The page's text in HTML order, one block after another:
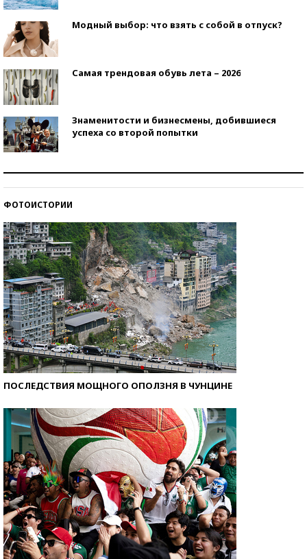
Модный выбор: что взять с собой в отпуск?
Самая трендовая обувь лета – 2026
Знаменитости и бизнесмены, добившиеся
успеха со второй попытки
ФОТОИСТОРИИ
ПОСЛЕДСТВИЯ МОЩНОГО ОПОЛЗНЯ В ЧУНЦИНЕ